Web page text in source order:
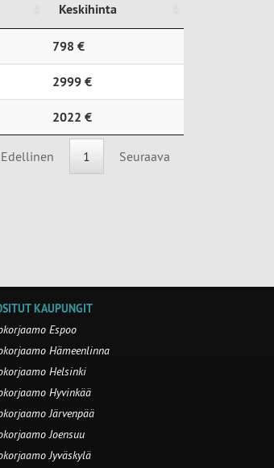
Keskihinta
Keskihinta
798 €
2999 €
2022 €
Edellinen 1 Seuraava
KAUPUNGIT
Espoo
Hämeenlinna
Helsinki
Hyvinkää
Järvenpää
Joensuu
Jyväskylä